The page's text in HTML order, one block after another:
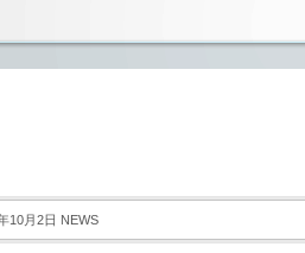
10月2日 NEWS